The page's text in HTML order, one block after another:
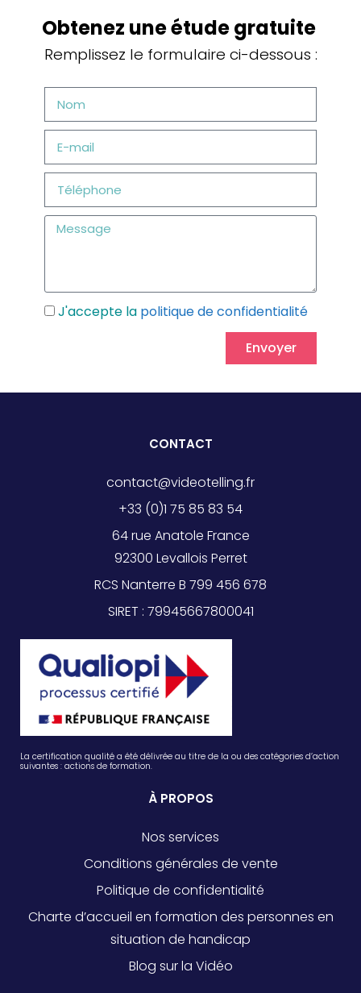
Obtenez une étude gratuite
Remplissez le formulaire ci-dessous :
J'accepte la politique de confidentialité
Envoyer
CONTACT
contact@videotelling.fr
+33 (0)1 75 85 83 54
64 rue Anatole France
92300 Levallois Perret
RCS Nanterre B 799 456 678
SIRET : 79945667800041
La certification qualité a été délivrée au titre de la ou des catégories d’action
suivantes : actions de formation.
À PROPOS
Nos services
Conditions générales de vente
Politique de confidentialité
Charte d’accueil en formation des personnes en
situation de handicap
Blog sur la Vidéo